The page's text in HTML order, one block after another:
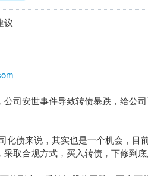
议
司安世事件导致转债暴跌，给公
化债来说，其实也是一个机会，目
采取合规方式，买入转债，下修到